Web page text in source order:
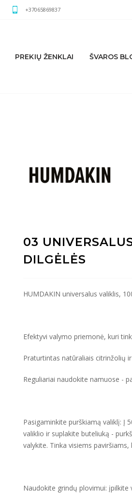
+37065869837
PREKIŲ ŽENKLAI ŠVAROS
03
DILGĖLĖS
HUMDAKIN universalus valiklis,
Efektyvi valymo priemonė, kuri
Praturtintas natūraliais citrinžolių
Reguliariai naudokite namuose -
Pasigaminkite purškiamą valiklį: Į
valiklio ir suplakite buteliuką -
valykite. Tinka visiems
Naudokite grindų plovimui: įpilkite